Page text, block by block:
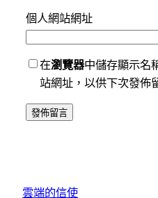
個人網站網址
在瀏覽器中儲存顯示名
站網址，以供下次發佈
雲端的信使